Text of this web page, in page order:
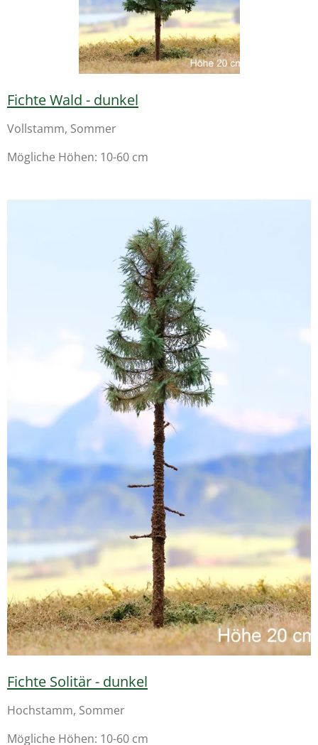
Fichte Wald - dunkel
Vollstamm, Sommer
Mögliche Höhen: 10-60 cm
Fichte Solitär - dunkel
Hochstamm, Sommer
Mögliche Höhen: 10-60 cm